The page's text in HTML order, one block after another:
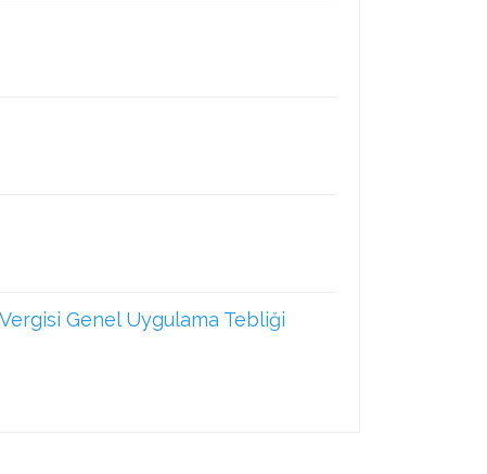
Genel Uygulama Tebliği